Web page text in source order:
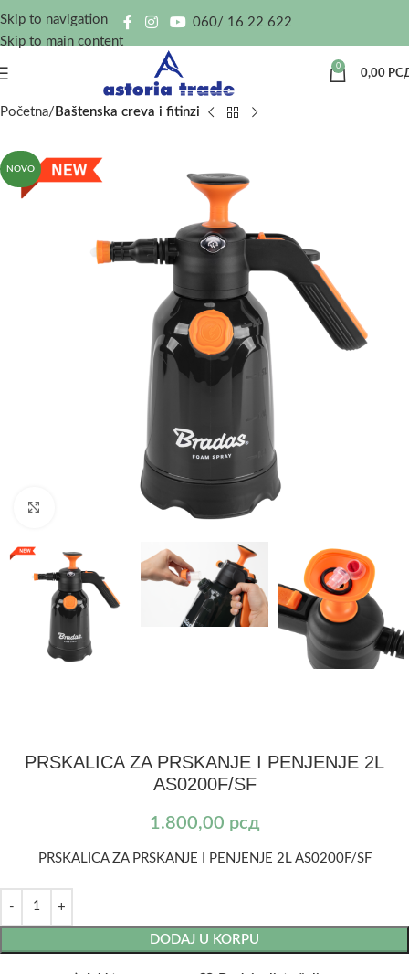
Skip to navigation
Skip to main content
060/ 16 22 622
0
0,00
Početna Baštenska creva i fitinzi
NOVO
Kliknite za uvećanje
PRSKALICA ZA PRSKANJE I PENJENJE 2L
AS0200F/SF
1.800,00 рсд
PRSKALICA ZA PRSKANJE I PENJENJE 2L AS0200F/SF
DODAJ U KORPU